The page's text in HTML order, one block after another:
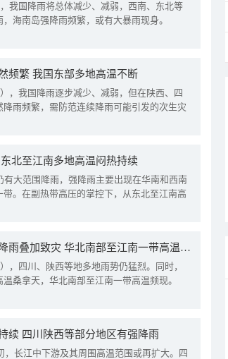
我国降雨将总体减少、减弱，西南、东北等
海南岛强降雨频繁，或有大暴雨现身。
频繁 我国东部多地高温不断
，我国降雨逐步减少、减弱，但在陕西、四
雨频繁，需防范连续降雨可能引发的次生灾
北至江南多地高温闷热持续
有大范围降雨，强降雨主要出现在华南和西南
。在副热带高压的掌控下，从东北至江南高
四川陕西等地需警惕降雨叠加致灾 华北南部至江南一带高温频现
，四川、陕西等地多地雨势仍猛烈。同时，
桑拿天，华北南部至江南一带高温频现。
续 四川陕西等部分地区有强降雨
，长江中下游及其周围高温范围或再扩大。四